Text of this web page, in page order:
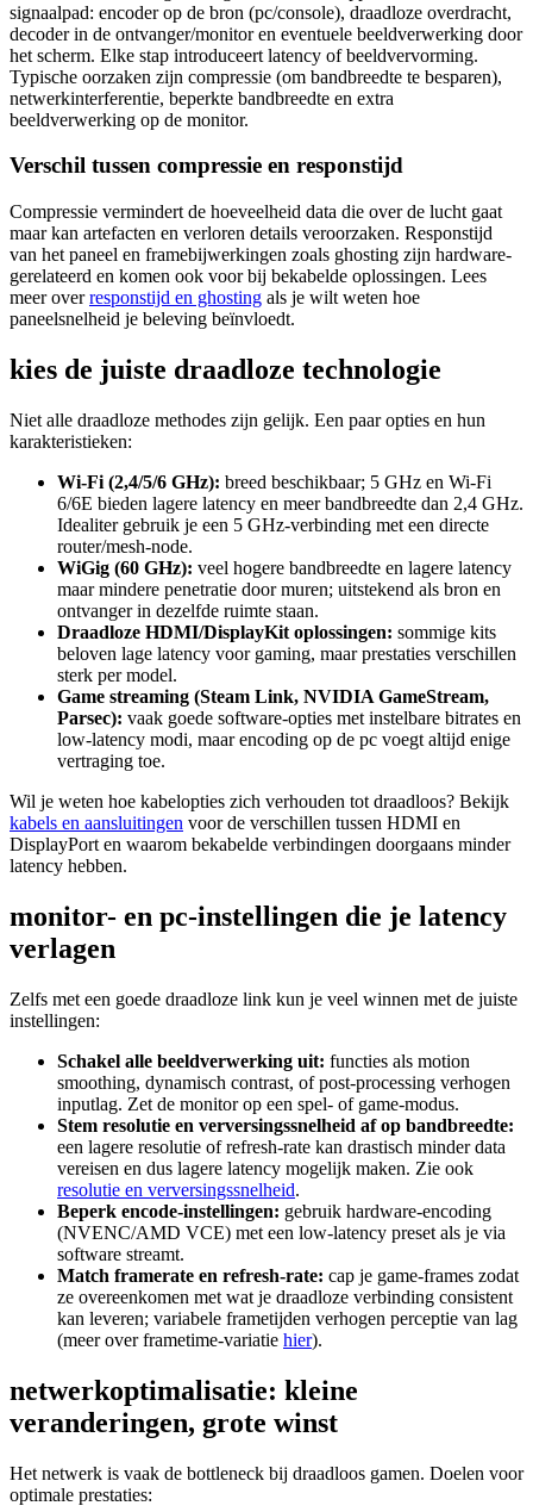
signaalpad: encoder op de bron (pc/console), draadloze overdracht,
decoder in de ontvanger/monitor en eventuele beeldverwerking door
het scherm. Elke stap introduceert latency of beeldvervorming.
Typische oorzaken zijn compressie (om bandbreedte te besparen),
netwerkinterferentie, beperkte bandbreedte en extra
beeldverwerking op de monitor.
Verschil tussen compressie en responstijd
Compressie vermindert de hoeveelheid data die over de lucht gaat
maar kan artefacten en verloren details veroorzaken. Responstijd
van het paneel en framebijwerkingen zoals ghosting zijn hardware-
gerelateerd en komen ook voor bij bekabelde oplossingen. Lees
meer overresponstijd en ghosting als je wilt weten hoe
paneelsnelheid je beleving beïnvloedt.
kies de juiste draadloze technologie
Niet alle draadloze methodes zijn gelijk. Een paar opties en hun
karakteristieken:
Wi‑Fi (2,4/5/6 GHz): breed beschikbaar; 5 GHz en Wi‑Fi
6/6E bieden lagere latency en meer bandbreedte dan 2,4 GHz.
Idealiter gebruik je een 5 GHz-verbinding met een directe
router/mesh-node.
WiGig (60 GHz): veel hogere bandbreedte en lagere latency
maar mindere penetratie door muren; uitstekend als bron en
ontvanger in dezelfde ruimte staan.
Draadloze HDMI/DisplayKit oplossingen: sommige kits
beloven lage latency voor gaming, maar prestaties verschillen
sterk per model.
Game streaming (Steam Link, NVIDIA GameStream,
Parsec): vaak goede software-opties met instelbare bitrates en
low-latency modi, maar encoding op de pc voegt altijd enige
vertraging toe.
Wil je weten hoe kabelopties zich verhouden tot draadloos? Bekijk
kabels en aansluitingen voor de verschillen tussen HDMI en
DisplayPort en waarom bekabelde verbindingen doorgaans minder
latency hebben.
monitor- en pc-instellingen die je latency
verlagen
Zelfs met een goede draadloze link kun je veel winnen met de juiste
instellingen:
Schakel alle beeldverwerking uit: functies als motion
smoothing, dynamisch contrast, of post-processing verhogen
inputlag. Zet de monitor op een spel- of game‑modus.
Stem resolutie en verversingssnelheid af op bandbreedte:
een lagere resolutie of refresh-rate kan drastisch minder data
vereisen en dus lagere latency mogelijk maken. Zie ook
resolutie en verversingssnelheid.
Beperk encode-instellingen: gebruik hardware‑encoding
(NVENC/AMD VCE) met een low-latency preset als je via
software streamt.
Match framerate en refresh-rate: cap je game-frames zodat
ze overeenkomen met wat je draadloze verbinding consistent
kan leveren; variabele frametijden verhogen perceptie van lag
(meer over frametime-variatie hier).
netwerkoptimalisatie: kleine
veranderingen, grote winst
Het netwerk is vaak de bottleneck bij draadloos gamen. Doelen voor
optimale prestaties: